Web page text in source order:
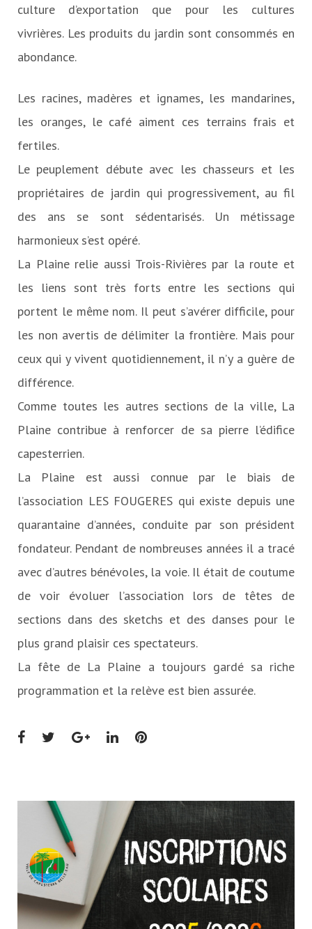
culture d’exportation que pour les cultures
vivrières. Les produits du jardin sont consommés en
abondance.
Les racines, madères et ignames, les mandarines,
les oranges, le café aiment ces terrains frais et
fertiles.
Le peuplement débute avec les chasseurs et les
propriétaires de jardin qui progressivement, au fil
des ans se sont sédentarisés. Un métissage
harmonieux s’est opéré.
La Plaine relie aussi Trois-Rivières par la route et
les liens sont très forts entre les sections qui
portent le même nom. Il peut s’avérer difficile, pour
les non avertis de délimiter la frontière. Mais pour
ceux qui y vivent quotidiennement, il n’y a guère de
différence.
Comme toutes les autres sections de la ville, La
Plaine contribue à renforcer de sa pierre l’édifice
capesterrien.
La Plaine est aussi connue par le biais de
l’association LES FOUGERES qui existe depuis une
quarantaine d’années, conduite par son président
fondateur. Pendant de nombreuses années il a tracé
avec d’autres bénévoles, la voie. Il était de coutume
de voir évoluer l’association lors de têtes de
sections dans des sketchs et des danses pour le
plus grand plaisir ces spectateurs.
La fête de La Plaine a toujours gardé sa riche
programmation et la relève est bien assurée.
Facebook
TwitterGoogle+LinkedInPinterest